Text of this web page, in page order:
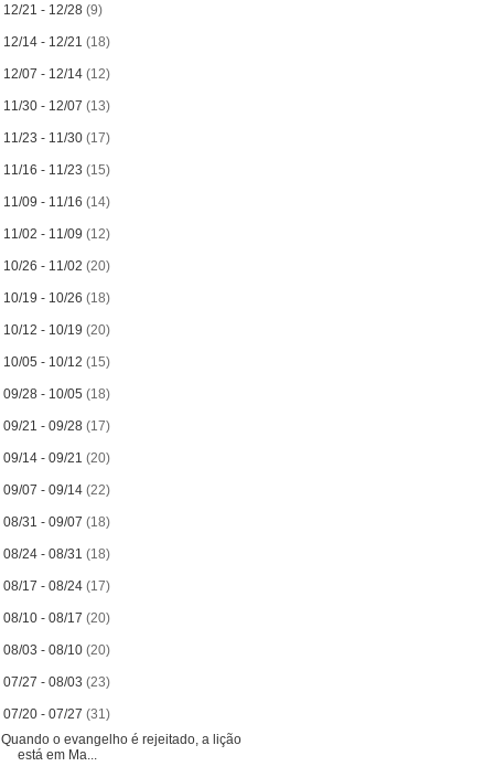
12/21 - 12/28(9)
12/14 - 12/21(18)
12/07 - 12/14(12)
11/30 - 12/07(13)
11/23 - 11/30(17)
11/16 - 11/23(15)
11/09 - 11/16(14)
11/02 - 11/09(12)
10/26 - 11/02(20)
10/19 - 10/26(18)
10/12 - 10/19(20)
10/05 - 10/12(15)
09/28 - 10/05(18)
09/21 - 09/28(17)
09/14 - 09/21(20)
09/07 - 09/14(22)
08/31 - 09/07(18)
08/24 - 08/31(18)
08/17 - 08/24(17)
08/10 - 08/17(20)
08/03 - 08/10(20)
07/27 - 08/03(23)
07/20 - 07/27(31)
Quando o evangelho é rejeitado, a lição
está em Ma...